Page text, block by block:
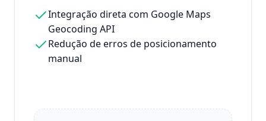
Integração direta com Google Maps
Geocoding API
Redução de erros de posicionamento
manual